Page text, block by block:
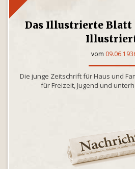
Das Illustrierte
vom
Die junge Zeitschrift für Haus und
für Freizeit, Jugend und